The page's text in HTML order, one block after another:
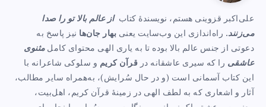
قزوینی
علی‌اکبر قزوینی هستم، نویسندهٔ کتاباز عالم بالا تو را صدا
می‌زنند. راه‌اندازی این وب‌سایت یعنی بهار جان‌ها نیز پاسخ به
دعوتی از جنس عالم بالا بوده تا به یاری الهی محتوای کاملمثنوی
عاشقی را که سیری عاشقانه در قرآن کریم و سلوکی شاعرانه با
این کتاب آسمانی است (و در حال سُرایش)، به‌همراه سایر مطالب،
آثار و اشعاری که به لطف الهی در زمینهٔ قرآن کریم، اهل‌بیت،